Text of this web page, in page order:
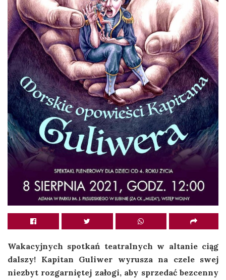
Wakacyjnych spotkań teatralnych w altanie ciąg
dalszy! Kapitan Guliwer wyrusza na czele swej
niezbyt rozgarniętej załogi, aby sprzedać bezcenny